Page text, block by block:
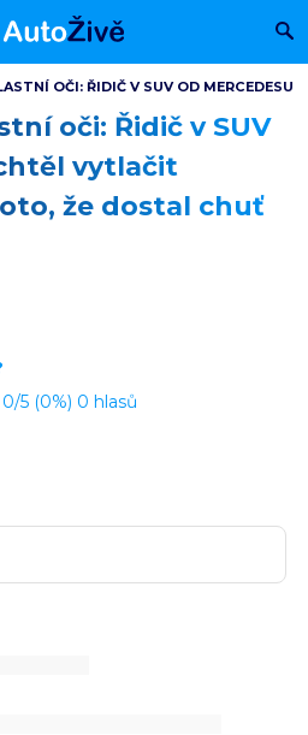
OČI: ŘIDIČ V SUV OD
oči: Řidič v SUV
vytlačit
že dostal chuť
0/5 (0%) 0 hlasů